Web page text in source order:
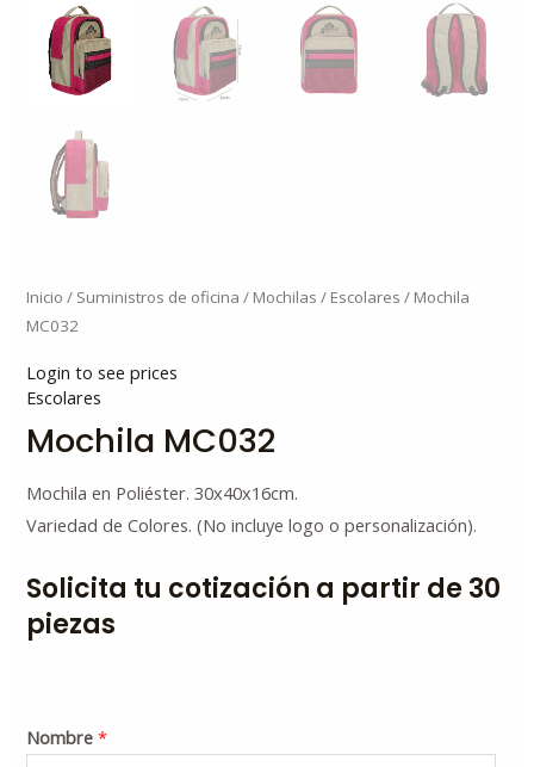
Inicio / Suministros de oficina / Mochilas / Escolares / Mochila
MC032
Login to see prices
Escolares
Mochila MC032
Mochila en Poliéster. 30x40x16cm.
Variedad de Colores. (No incluye logo o personalización).
Solicita tu cotización a partir de 30
piezas
Nombre*